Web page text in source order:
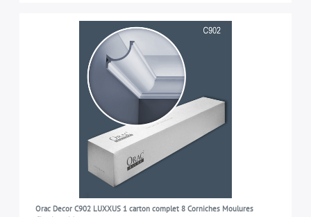
Orac Decor C902 LUXXUS 1 carton complet 8 Corniches Moulures